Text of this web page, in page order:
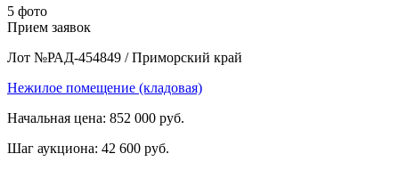
5 фото
Прием заявок
Лот №РАД-454849 / Приморский край
Нежилое помещение (кладовая)
Начальная цена: 852 000 руб.
Шаг аукциона: 42 600 руб.